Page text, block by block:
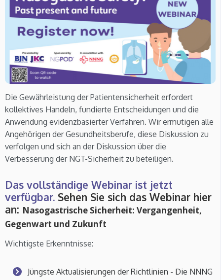
Die Gewährleistung der Patientensicherheit erfordert
kollektives Handeln, fundierte Entscheidungen und die
Anwendung evidenzbasierter Verfahren. Wir ermutigen alle
Angehörigen der Gesundheitsberufe, diese Diskussion zu
verfolgen und sich an der Diskussion über die
Verbesserung der NGT-Sicherheit zu beteiligen.
Das vollständige Webinar ist jetzt
verfügbar. Sehen Sie sich das Webinar hier
an: Nasogastrische Sicherheit: Vergangenheit,
Gegenwart und Zukunft
Wichtigste Erkenntnisse:
Jüngste Aktualisierungen der Richtlinien - Die NNNG